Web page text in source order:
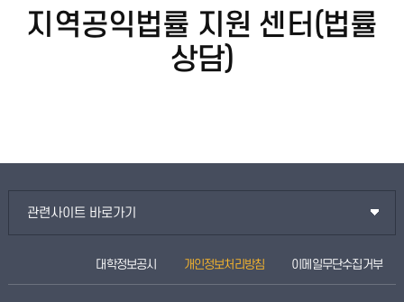
지역공익법률 지원 센터(법률
상담)
관련사이트 바로가기
대학정보공시 개인정보처리방침 이메일무단수집거부